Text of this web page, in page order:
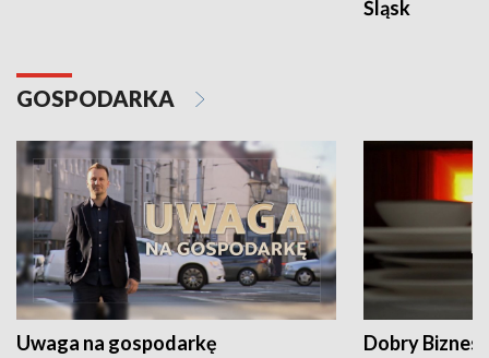
Śląsk
GOSPODARKA
Uwaga na gospodarkę Dobry Biznes